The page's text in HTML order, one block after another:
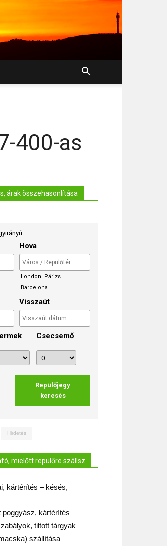
400-as
árak összehasonlítása
Hova
London
Párizs
Barcelona
Visszaút
Csecsemő
Repülőjegy
keresés
Hirdetés
mielőtt repülőre szállsz
kártérítés – késés,
poggyász, kártérítés
tiltott tárgyak
szállítása